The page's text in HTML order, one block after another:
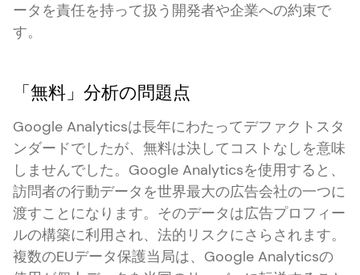
ータを責任を持って扱う開発者や企業への約束で
す。
「無料」分析の問題点
Google Analyticsは長年にわたってデファクトスタ
ンダードでしたが、無料は決してコストなしを意味
しませんでした。Google Analyticsを使用すると、
訪問者の行動データを世界最大の広告会社の一つに
渡すことになります。そのデータは広告プロフィー
ルの構築に利用され、法的リスクにさらされます。
複数のEUデータ保護当局は、Google Analyticsの